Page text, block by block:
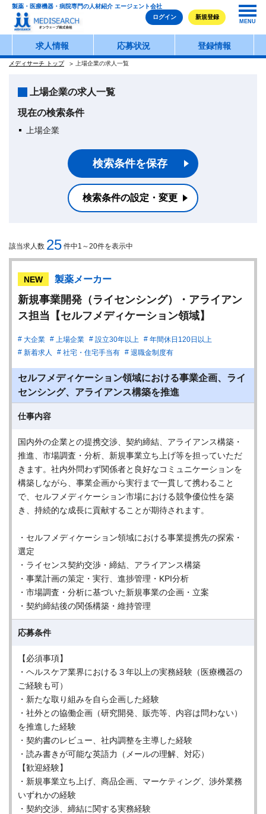
製薬・医療機器・病院専門の人材紹介 エージェント会社
ログイン
新規登録
MENU
求人情報 応募状況 登録情報
メディサーチ トップ 上場企業の求人一覧
上場企業の求人一覧
現在の検索条件
上場企業
検索条件を保存
検索条件の設定・変更
該当求人数 25 件中1～20件を表示中
NEW 製薬メーカー
新規事業開発（ライセンシング）・アライアン
ス担当【セルフメディケーション領域】
大企業 上場企業 設立30年以上
年間休日120日以上
新着求人
社宅・住宅手当有 退職金制度有
セルフメディケーション領域における事業企画、ライ
センシング、アライアンス構築を推進
仕事内容
国内外の企業との提携交渉、契約締結、アライアンス構築・
推進、市場調査・分析、新規事業立ち上げ等を担っていただ
きます。社内外問わず関係者と良好なコミュニケーションを
構築しながら、事業企画から実行まで一貫して携わること
で、セルフメディケーション市場における競争優位性を築
き、持続的な成長に貢献することが期待されます。
・セルフメディケーション領域における事業提携先の探索・
選定
・ライセンス契約交渉・締結、アライアンス構築
・事業計画の策定・実行、進捗管理・KPI分析
・市場調査・分析に基づいた新規事業の企画・立案
・契約締結後の関係構築・維持管理
応募条件
【必須事項】
・ヘルスケア業界における３年以上の実務経験（医療機器の
ご経験も可）
・新たな取り組みを自ら企画した経験
・社外との協働企画（研究開発、販売等、内容は問わない）
を推進した経験
・契約書のレビュー、社内調整を主導した経験
・読み書きが可能な英語力（メールの理解、対応）
【歓迎経験】
・新規事業立ち上げ、商品企画、マーケティング、渉外業務
いずれかの経験
・契約交渉、締結に関する実務経験